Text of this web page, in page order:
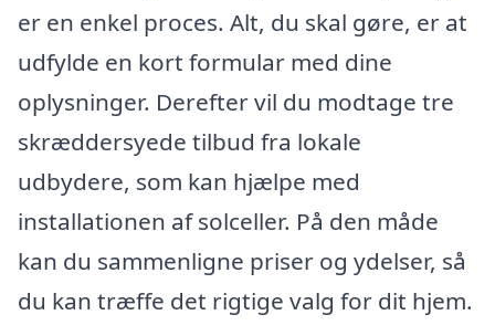
er en enkel proces. Alt, du skal gøre, er at
udfylde en kort formular med dine
oplysninger. Derefter vil du modtage tre
skræddersyede tilbud fra lokale
udbydere, som kan hjælpe med
installationen af solceller. På den måde
kan du sammenligne priser og ydelser, så
du kan træffe det rigtige valg for dit hjem.